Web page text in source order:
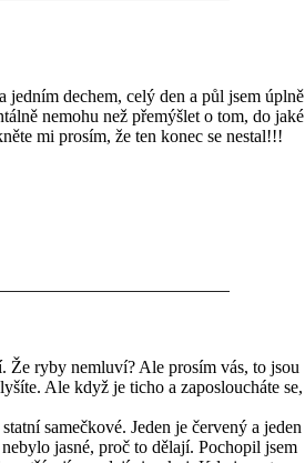
dechem, celý den a půl jsem úplně
nemohu než přemýšlet o tom, do jaké
mi prosím, že ten konec se nestal!!!
Že ryby nemluví? Ale prosím vás, to jsou
Ale když je ticho a zaposloucháte se,
samečkové. Jeden je červený a jeden
jasné, proč to dělají. Pochopil jsem